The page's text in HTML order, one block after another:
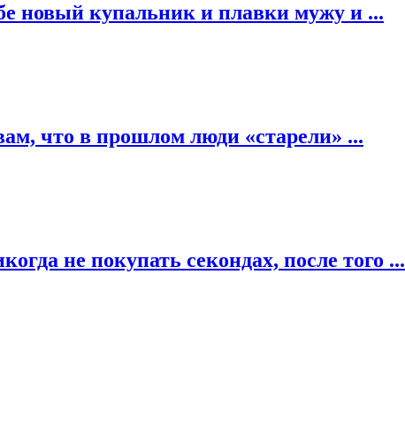
новый купальник и плавки мужу и ...
что в прошлом люди «старели» ...
не покупать секондах, после того ...